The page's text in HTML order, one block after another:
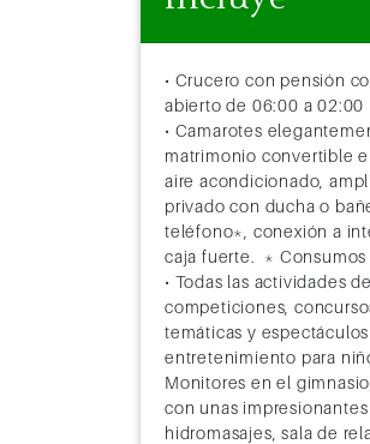
• Crucero con pensión
abierto de 06:00 a 02:00
• Camarotes
matrimonio convertible
aire acondicionado,
privado con ducha o
teléfono*, conexión a
caja fuerte. * Consumos
• Todas las actividades
competiciones,
temáticas y
entretenimiento para
Monitores en el
con unas impresionantes
hidromasajes, sala de